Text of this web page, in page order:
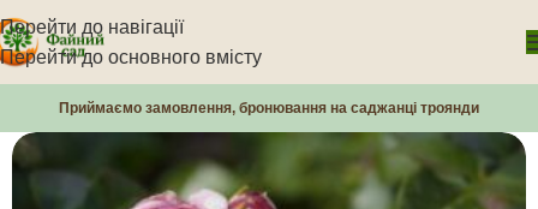
Перейти до навігації
Перейти до основного вмісту
Приймаємо замовлення, бронювання на саджанці троянди